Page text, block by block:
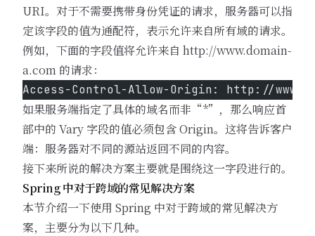
URI。对于不需要携带身份凭证的请求，服务器可以指
定该字段的值为通配符，表示允许来自所有域的请求。
例如，下面的字段值将允许来自 http://www.domain-
a.com 的请求：
Access-Control-Allow-Origin: http://
如果服务端指定了具体的域名而非“*”，那么响应首
部中的 Vary 字段的值必须包含 Origin。这将告诉客户
端：服务器对不同的源站返回不同的内容。
接下来所说的解决方案主要就是围绕这一字段进行的。
Spring 中对于跨域的常见解决方案
本节介绍一下使用 Spring 中对于跨域的常见解决方
案，主要分为以下几种。